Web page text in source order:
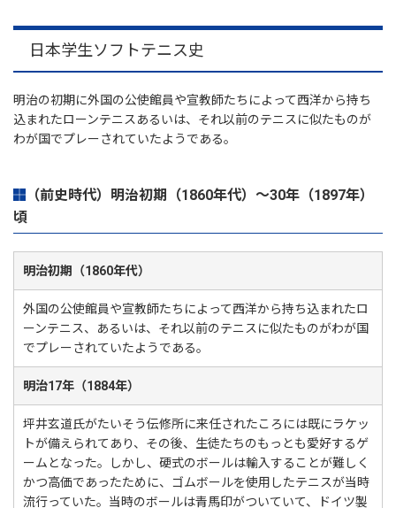
日本学生ソフトテニス史
明治の初期に外国の公使館員や宣教師たちによって西洋から持ち
込まれたローンテニスあるいは、それ以前のテニスに似たものが
わが国でプレーされていたようである。
（前史時代）明治初期（1860年代）～30年（1897年）
頃
明治初期（1860年代）
外国の公使館員や宣教師たちによって西洋から持ち込まれたロ
ーンテニス、あるいは、それ以前のテニスに似たものがわが国
でプレーされていたようである。
明治17年（1884年）
坪井玄道氏がたいそう伝修所に来任されたころには既にラケッ
トが備えられてあり、その後、生徒たちのもっとも愛好するゲ
ームとなった。しかし、硬式のボールは輸入することが難しく
かつ高価であったために、ゴムボールを使用したテニスが当時
流行っていた。当時のボールは青馬印がついていて、ドイツ製